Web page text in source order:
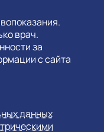
врач.
за
с сайта
данных